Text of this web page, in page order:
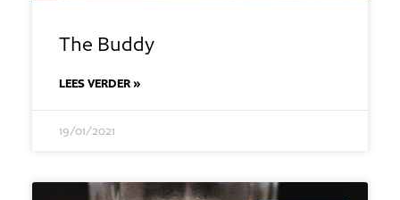
The Buddy
LEES VERDER »
19/01/2021